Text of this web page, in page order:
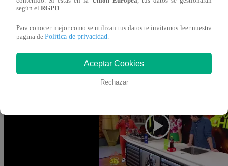
sancochando y culpó al actor. “Tú te pones a jugar por
chato porque viene, salta, viene. Me está
Famosos”. Mónica Zevallos, Renato Rossini, Tilsa
enfrentan en la cocina para salvarse de la Noche de
según el RGPD
Para conocer mejor como se utilizan tus datos te invitamos leer nuestra
pagina de Política de privacidad
Aceptar Cookies
Rechazar